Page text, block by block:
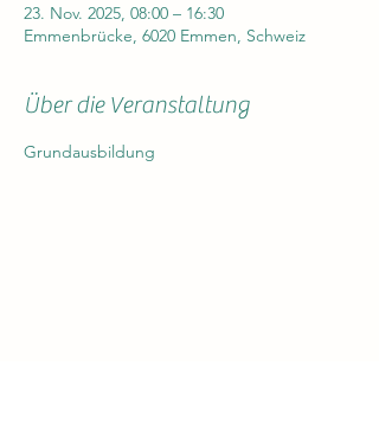
23. Nov. 2025, 08:00 – 16:30
Emmenbrücke, 6020 Emmen, Schweiz
Über die Veranstaltung
Grundausbildung